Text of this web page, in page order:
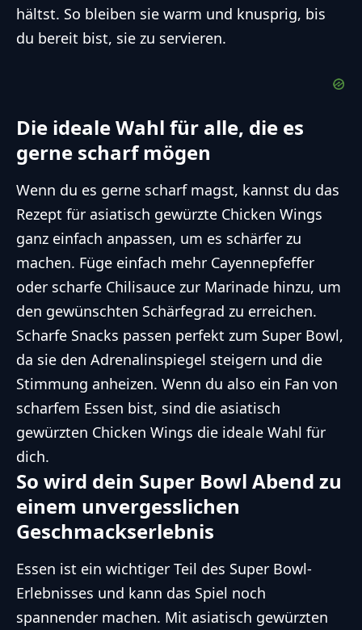
hältst. So bleiben sie warm und knusprig, bis
du bereit bist, sie zu servieren.
Die ideale Wahl für alle, die es
gerne scharf mögen
Wenn du es gerne scharf magst, kannst du das
Rezept für asiatisch gewürzte Chicken Wings
ganz einfach anpassen, um es schärfer zu
machen. Füge einfach mehr Cayennepfeffer
oder scharfe Chilisauce zur Marinade hinzu, um
den gewünschten Schärfegrad zu erreichen.
Scharfe Snacks passen perfekt zum Super Bowl,
da sie den Adrenalinspiegel steigern und die
Stimmung anheizen. Wenn du also ein Fan von
scharfem Essen bist, sind die asiatisch
gewürzten Chicken Wings die ideale Wahl für
dich.
So wird dein Super Bowl Abend zu
einem unvergesslichen
Geschmackserlebnis
Essen ist ein wichtiger Teil des Super Bowl-
Erlebnisses und kann das Spiel noch
spannender machen. Mit asiatisch gewürzten